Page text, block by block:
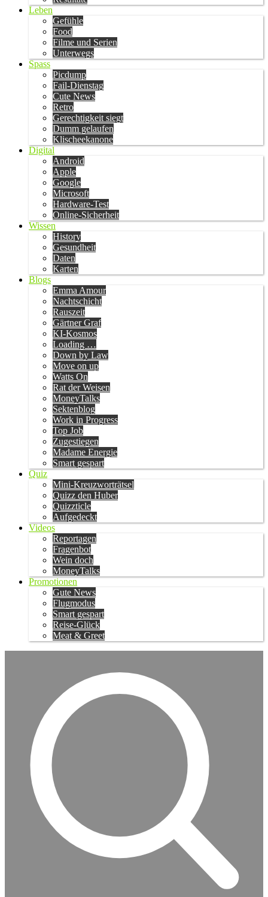
Leben
Gefühle
Food
Filme und Serien
Unterwegs
Spass
Picdump
Fail-Dienstag
Cute News
Retro
Gerechtigkeit siegt
Dumm gelaufen
Klischeekanone
Digital
Android
Apple
Google
Microsoft
Hardware-Test
Online-Sicherheit
Wissen
History
Gesundheit
Daten
Karten
Blogs
Emma Amour
Nachtschicht
Rauszeit
Gärtner Graf
KI-Kosmos
Loading …
Down by Law
Move on up
Watts On
Rat der Weisen
MoneyTalks
Sektenblog
Work in Progress
Top Job
Zugestiegen
Madame Energie
Smart gespart
Quiz
Mini-Kreuzworträtsel
Quizz den Huber
Quizzticle
Aufgedeckt
Videos
Reportagen
Fragenbot
Wein doch
MoneyTalks
Promotionen
Gute News
Flugmodus
Smart gespart
Reise-Glück
Meat & Greet